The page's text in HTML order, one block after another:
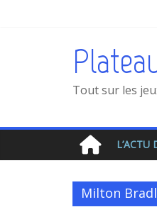
Tout sur les
L’ACTU
Milton